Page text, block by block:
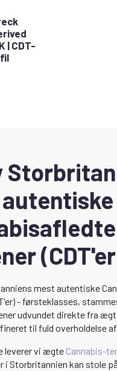
| CDT-
mest autentiske
- førsteklasses,
udvundet direkte fra
til fuld overholdelse
leverer vi ægte Cannabis-
i Storbritannien kan stole